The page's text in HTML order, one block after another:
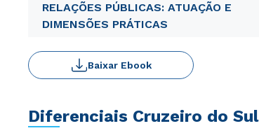
RELAÇÕES PÚBLICAS: ATUAÇÃO E
DIMENSÕES PRÁTICAS
Baixar Ebook
Diferenciais Cruzeiro do Sul